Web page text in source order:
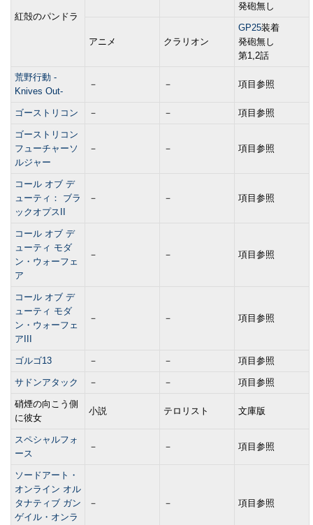
紅殻のパンドラ
発砲無し
アニメ クラリオン
GP25装着
発砲無し
第1,2話
荒野行動 -
Knives Out-
－ － 項目参照
ゴーストリコン － － 項目参照
ゴーストリコン
フューチャーソ
ルジャー
－ － 項目参照
コール オブ デ
ューティ： ブラ
ックオプスII
－ － 項目参照
コール オブ デ
ューティ モダ
ン・ウォーフェ
ア
－ － 項目参照
コール オブ デ
ューティ モダ
ン・ウォーフェ
アIII
－ － 項目参照
ゴルゴ13 － － 項目参照
サドンアタック － － 項目参照
硝煙の向こう側
に彼女
小説 テロリスト 文庫版
スペシャルフォ
ース
－ － 項目参照
ソードアート・
オンライン オル
タナティブ ガン
ゲイル・オンラ
－ － 項目参照